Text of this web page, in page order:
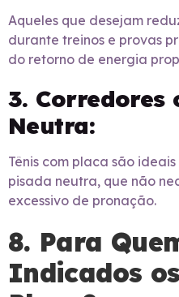
Aqueles que desejam
durante treinos e provas
do retorno de energia
3. Corredores
Neutra:
Tênis com placa são
pisada neutra, que não
excessivo de pronação.
8. Para
Indicados